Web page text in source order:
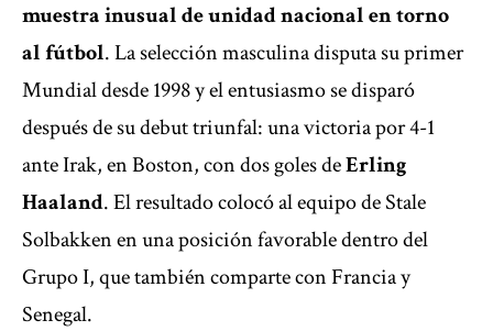
muestra inusual de unidad nacional en torno
al fútbol. La selección masculina disputa su primer
Mundial desde 1998 y el entusiasmo se disparó
después de su debut triunfal: una victoria por 4-1
ante Irak, en Boston, con dos goles deErling
Haaland. El resultado colocó al equipo de Stale
Solbakken en una posición favorable dentro del
Grupo I, que también comparte con Francia y
Senegal.